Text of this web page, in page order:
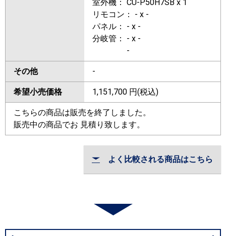
室外機： CU-P50H7SB x 1
リモコン： - x -
パネル： - x -
分岐管： - x -
-
その他 -
希望小売価格 1,151,700 円(税込)
こちらの商品は販売を終了しました。
販売中の商品でお 見積り致します。
よく比較される商品はこちら